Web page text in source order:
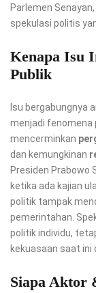
Parlemen
spekulasi politis
Kenapa Isu
Publik
Isu bergabungnya
menjadi fenomena
mencerminkan
dan kemungkinan
Presiden Prabowo
ketika ada kajian
politik tampak
pemerintahan.
politik individu,
kekuasaan saat ini
Siapa Aktor